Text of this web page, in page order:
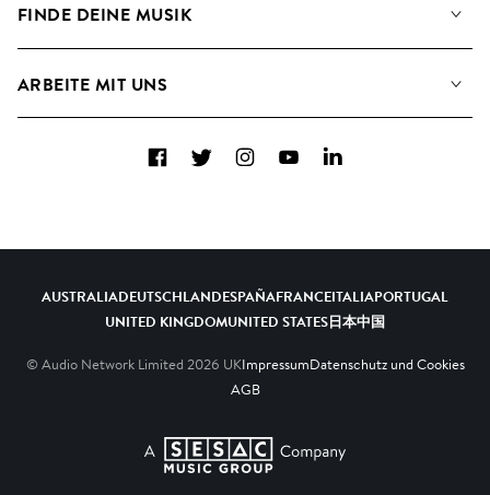
Blog
FINDE DEINE MUSIK
Kontakt
ARBEITE MIT UNS
A&R - Demo-Einsendungen
FacebookTwitterInstagramYouTubeLinkedIn
AUSTRALIADEUTSCHLANDESPAÑAFRANCEITALIAPORTUGAL
UNITED KINGDOMUNITED STATES日本中国
© Audio Network Limited 2026 UKImpressumDatenschutz und Cookies
AGB
A SESAC Company